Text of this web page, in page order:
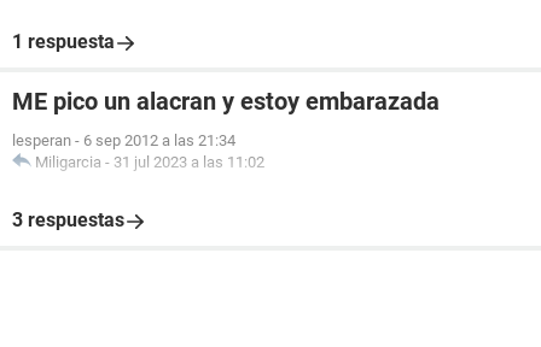
1 respuesta
ME pico un alacran y estoy embarazada
lesperan - 6 sep 2012 a las 21:34
Miligarcia - 31 jul 2023 a las 11:02
3 respuestas